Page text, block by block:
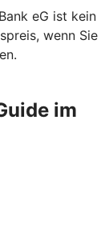
eG ist kein
wenn Sie
im